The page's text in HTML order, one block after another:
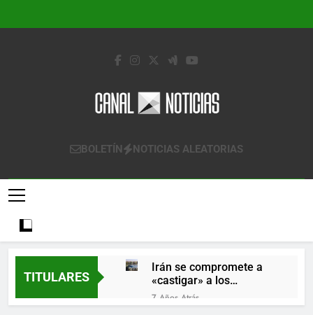
Canal Noticias
Canal Noticias
BOLETÍN NOTICIAS ALEATORIAS
TITULARES
Irán se compromete a
«castigar» a los
responsables de
derribar un avión
7 Años Atrás